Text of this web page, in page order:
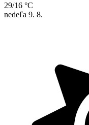
29/16 °C
nedeľa 9. 8.